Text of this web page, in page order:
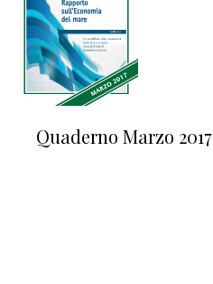
Quaderno Marzo 2017